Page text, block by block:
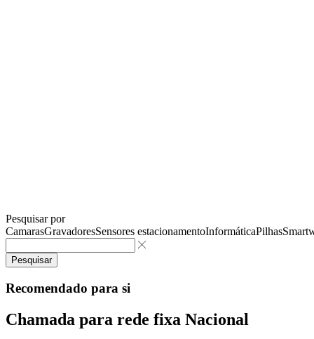
Pesquisar por
CamarasGravadoresSensores estacionamentoInformáticaPilhas
Pesquisar
Recomendado para si
Chamada para rede fixa Nacional